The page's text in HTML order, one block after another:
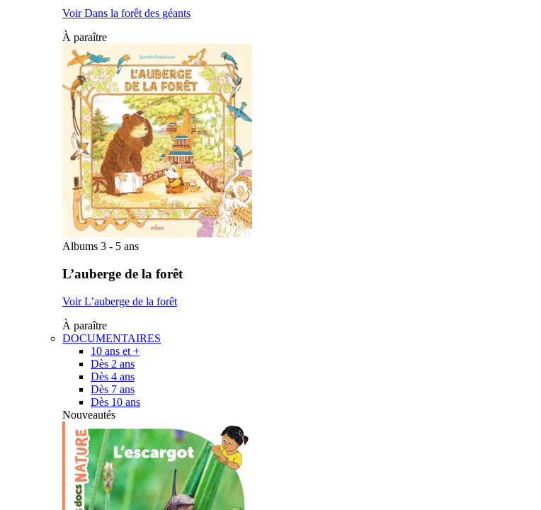
Voir Dans la forêt des géants
À paraître
Albums 3 - 5 ans
L’auberge de la forêt
Voir L’auberge de la forêt
À paraître
DOCUMENTAIRES
10 ans et +
Dès 2 ans
Dès 4 ans
Dès 7 ans
Dès 10 ans
Nouveautés